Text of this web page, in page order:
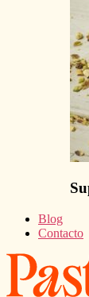
Blog
Contacto